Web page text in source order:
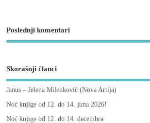
Poslednji komentari
Skorašnji članci
Janus – Jelena Milenković (Nova Artija)
Noć knjige od 12. do 14. juna 2026!
Noć knjige od 12. do 14. decembra